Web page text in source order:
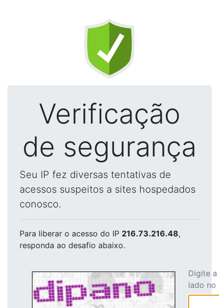
Verificação
de segurança
Seu IP fez diversas tentativas de
acessos suspeitos a sites hospedados
conosco.
Para liberar o acesso do IP 216.73.216.48,
responda ao desafio abaixo.
Digite
lado no